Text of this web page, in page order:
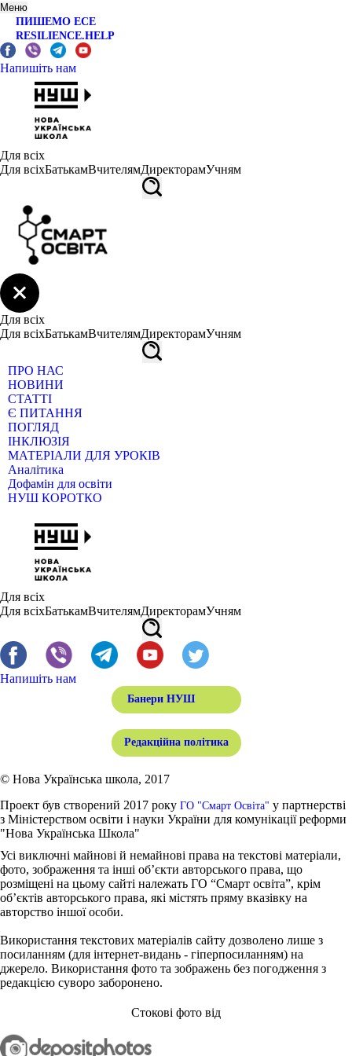
Меню
ПИШЕМО ЕСЕ
RESILIENCE.HELP
Напишіть нам
Для всіх
Для всіхБатькамВчителямДиректорамУчням
Для всіх
Для всіхБатькамВчителямДиректорамУчням
ПРО НАС
НОВИНИ
СТАТТІ
Є ПИТАННЯ
ПОГЛЯД
ІНКЛЮЗІЯ
МАТЕРІАЛИ ДЛЯ УРОКІВ
Аналітика
Дофамін для освіти
НУШ КОРОТКО
Для всіх
Для всіхБатькамВчителямДиректорамУчням
Напишіть нам
Банери НУШ
Редакційна політика
© Нова Українська школа, 2017
Проект був створений 2017 року ГО "Смарт Освіта" у партнерстві
з Міністерством освіти і науки України для комунікації реформи
"Нова Українська Школа"
Усі виключні майнові й немайнові права на текстові матеріали,
фото, зображення та інші об’єкти авторського права, що
розміщені на цьому сайті належать ГО “Смарт освіта”, крім
об’єктів авторського права, які містять пряму вказівку на
авторство іншої особи.
Використання текстових матеріалів сайту дозволено лише з
посиланням (для інтернет-видань - гіперпосиланням) на
джерело. Використання фото та зображень без погодження з
редакцією суворо заборонено.
Стокові фото від